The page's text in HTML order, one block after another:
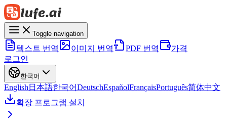
Toggle navigation
텍스트 번역 이미지 번역 PDF 번역
가격
로그인
한국어
English 日本語한국어DeutschEspañolFrançaisPortuguês简体中文
확장 프로그램 설치